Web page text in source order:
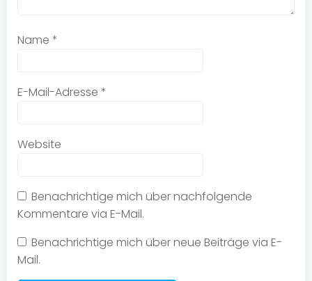
Name *
E-Mail-Adresse *
Website
Benachrichtige mich über nachfolgende
Kommentare via E-Mail.
Benachrichtige mich über neue Beiträge via E-
Mail.